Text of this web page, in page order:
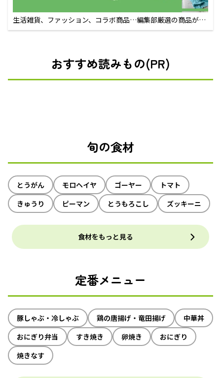
生活雑貨、ファッション、コラボ商品…編集部厳選の商品が買
えるECサイト
おすすめ読みもの(PR)
旬の食材
とうがん モロヘイヤ ゴーヤー
トマト
きゅうり
ピーマン とうもろこし ズッキーニ
食材をもっと見る
定番メニュー
豚しゃぶ・冷しゃぶ 鶏の唐揚げ・竜田揚げ
中華丼
おにぎり弁当
すき焼き 卵焼き
おにぎり
焼きなす